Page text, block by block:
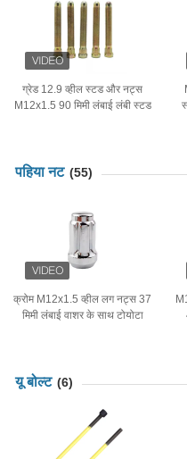
ग्रेड 12.9 व्हील स्टड और नट्स
M12x1.5 90 मिमी लंबाई लंबी स्टड
पहिया नट (55)
क्रोम M12x1.5 व्हील लग नट्स 37
मिमी लंबाई वाशर के साथ टोयोटा
यू बोल्ट (6)